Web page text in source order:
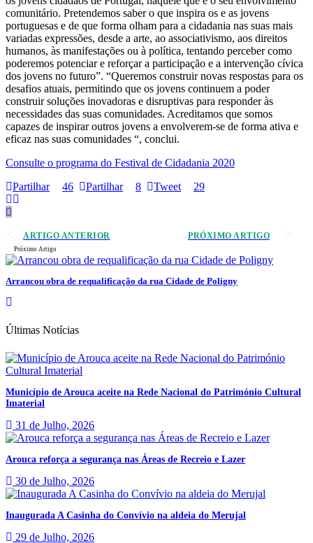
comunitário. Pretendemos saber o que inspira os e as jovens
portuguesas e de que forma olham para a cidadania nas suas mais
variadas expressões, desde a arte, ao associativismo, aos direitos
humanos, às manifestações ou à política, tentando perceber como
poderemos potenciar e reforçar a participação e a intervenção cívica
dos jovens no futuro”. “Queremos construir novas respostas para os
desafios atuais, permitindo que os jovens continuem a poder
construir soluções inovadoras e disruptivas para responder às
necessidades das suas comunidades. Acreditamos que somos
capazes de inspirar outros jovens a envolverem-se de forma ativa e
eficaz nas suas comunidades “, conclui.
Consulte o programa do Festival de Cidadania 2020
Partilhar
46 Partilhar 8 Tweet 29
ARTIGO ANTERIOR PRÓXIMO ARTIGO
Próximo Artigo
Arrancou obra de requalificação da rua Cidade de Poligny
Últimas Notícias
Município de Arouca aceite na Rede Nacional do Património Cultural
Imaterial
31 de Julho, 2026
Arouca reforça a segurança nas Áreas de Recreio e Lazer
30 de Julho, 2026
Inaugurada A Casinha do Convívio na aldeia do Merujal
29 de Julho, 2026